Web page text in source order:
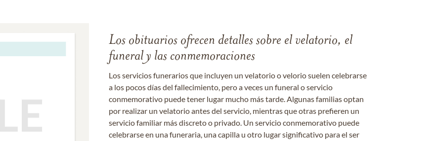
Los obituarios ofrecen detalles sobre el velatorio, el
funeral y las conmemoraciones
Los servicios funerarios que incluyen un velatorio o velorio suelen celebrarse
a los pocos días del fallecimiento, pero a veces un funeral o servicio
conmemorativo puede tener lugar mucho más tarde. Algunas familias optan
por realizar un velatorio antes del servicio, mientras que otras prefieren un
servicio familiar más discreto o privado. Un servicio conmemorativo puede
celebrarse en una funeraria, una capilla u otro lugar significativo para el ser